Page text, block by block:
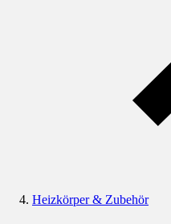
Heizkörper & Zubehör